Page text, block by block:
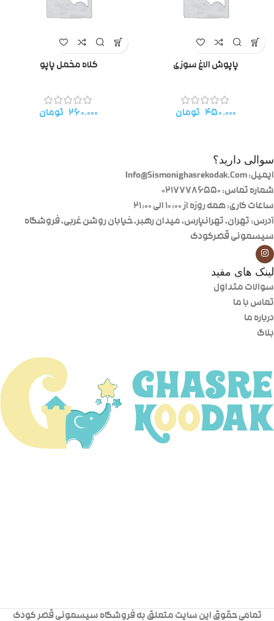
پاپوش الاغ سوزی
۴۵۰.۰۰۰ تومان
کلاه مخمل پاپو
۲۶۰.۰۰۰ تومان
سوالی دارید؟
ایمیل: Info@Sismonighasrekodak.Com
شماره تماس: 02177786550
ساعات کاری: همه روزه از ۱۰:۰۰ الی ۲۱:۰۰
آدرس: تهران، تهرانپارس، میدان رهبر، خیابان روشن غربی، فروشگاه
سیسمونی قصرکودک
لینک های مفید
سوالات متداول
تماس با ما
درباره ما
بلاگ
تمامی حقوق این سایت متعلق به فروشگاه سیسمونی قصر کودک